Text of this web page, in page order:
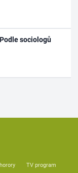
sociologů
TV program